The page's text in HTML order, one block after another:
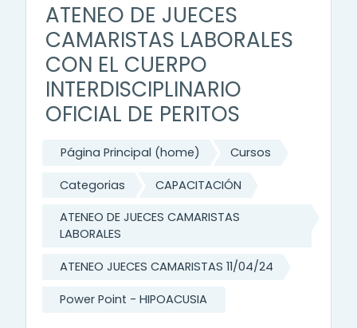
ATENEO DE JUECES
CAMARISTAS LABORALES
CON EL CUERPO
INTERDISCIPLINARIO
OFICIAL DE PERITOS
Página Principal (home) Cursos
Categorias CAPACITACIÓN
ATENEO DE JUECES CAMARISTAS
LABORALES
ATENEO JUECES CAMARISTAS 11/04/24
Power Point - HIPOACUSIA